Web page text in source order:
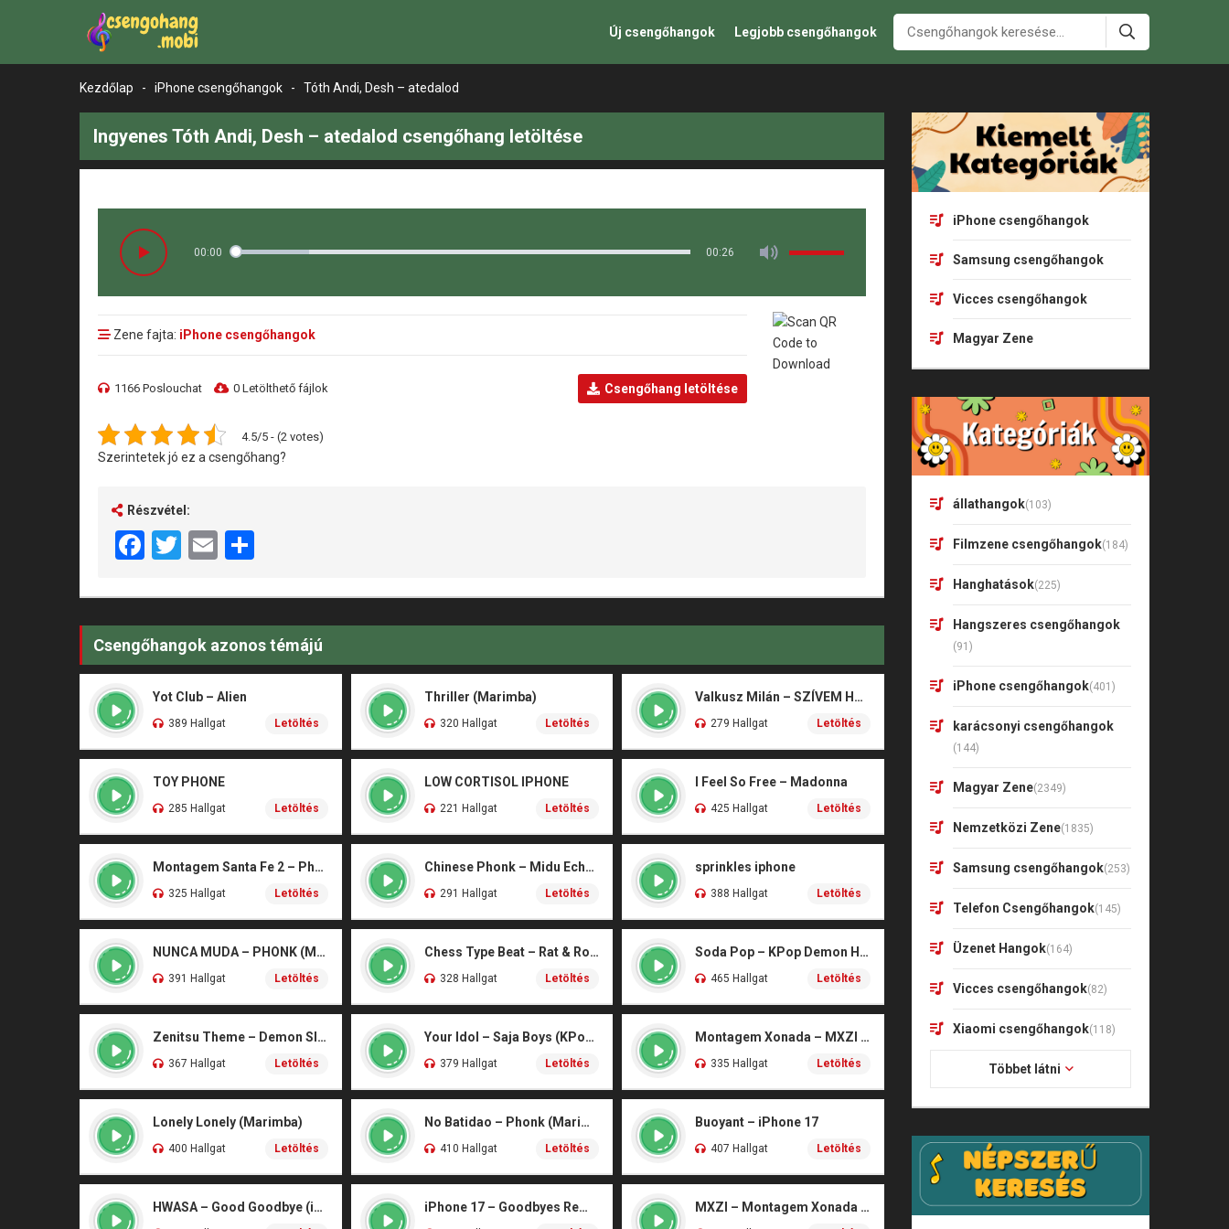
Új csengőhangok Legjobb csengőhangok
Kezdőlap - iPhone csengőhangok - Tóth Andi, Desh – atedalod
Ingyenes Tóth Andi, Desh – atedalod csengőhang letöltése
00:00 00:26
Zene fajta: iPhone csengőhangok
1166 Poslouchat 0 Letölthető fájlok Csengőhang letöltése
4.5/5 - (2 votes)
Szerintetek jó ez a csengőhang?
Részvétel:
Facebook
Twitter
Email
Csengőhangok azonos témájú
Yot Club – Alien
389 Hallgat Letöltés
Thriller (Marimba)
320 Hallgat Letöltés
Valkusz Milán – SZÍVEM HALK SZAVA
279 Hallgat Letöltés
TOY PHONE
285 Hallgat Letöltés
LOW CORTISOL IPHONE
221 Hallgat Letöltés
I Feel So Free – Madonna
425 Hallgat Letöltés
Montagem Santa Fe 2 – Phonk (iPhone)
325 Hallgat Letöltés
Chinese Phonk – Midu Echoing (Marimba)
291 Hallgat Letöltés
sprinkles iphone
388 Hallgat Letöltés
NUNCA MUDA – PHONK (Marimba)
391 Hallgat Letöltés
Chess Type Beat – Rat & Roblox Dance (iPhone)
328 Hallgat Letöltés
Soda Pop – KPop Demon Hunters (Marimba)
465 Hallgat Letöltés
Zenitsu Theme – Demon Slayer (Marimba)
367 Hallgat Letöltés
Your Idol – Saja Boys (KPop Demon Hunters iPhone)
379 Hallgat Letöltés
Montagem Xonada – MXZI (iPhone)
335 Hallgat Letöltés
Lonely Lonely (Marimba)
400 Hallgat Letöltés
No Batidao – Phonk (Marimba)
410 Hallgat Letöltés
Buoyant – iPhone 17
407 Hallgat Letöltés
HWASA – Good Goodbye (iPhone) iPhone 17 – Goodbyes Remix MXZI – Montagem Xonada (iPhone)
iPhone csengőhangok
Samsung csengőhangok
Vicces csengőhangok
Magyar Zene
állathangok(103)
Filmzene csengőhangok(184)
Hanghatások(225)
Hangszeres csengőhangok
(91)
iPhone csengőhangok(401)
karácsonyi csengőhangok
(144)
Magyar Zene(2349)
Nemzetközi Zene(1835)
Samsung csengőhangok(253)
Telefon Csengőhangok(145)
Üzenet Hangok(164)
Vicces csengőhangok(82)
Xiaomi csengőhangok(118)
Többet látni